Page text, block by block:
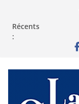
Récents
: